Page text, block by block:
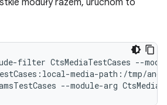
moduły razem, uruchom to
filter CtsMediaTestCases --
media-path:/tmp/
--module-arg